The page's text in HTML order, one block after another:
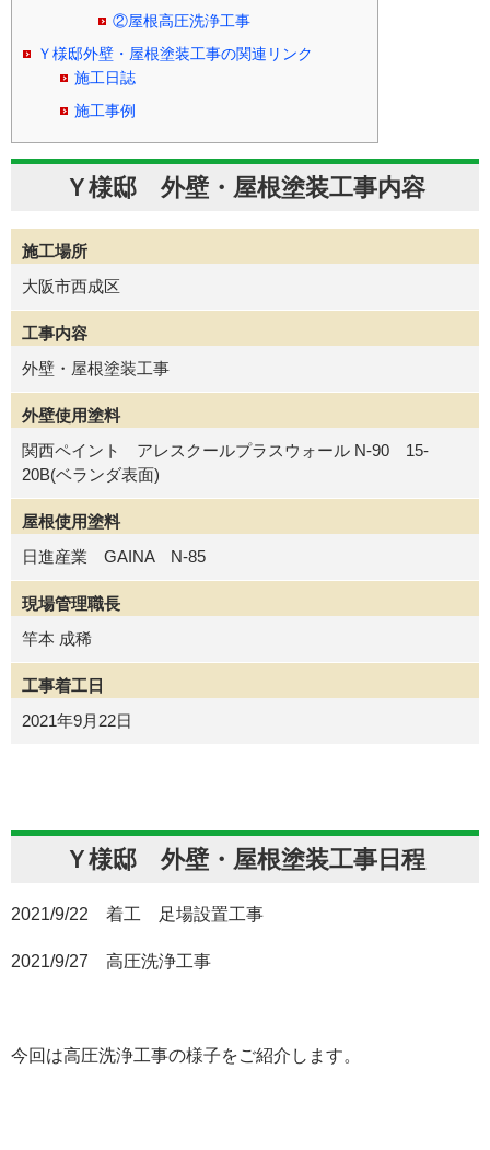
②屋根高圧洗浄工事
Ｙ様邸外壁・屋根塗装工事の関連リンク
施工日誌
施工事例
Ｙ様邸 外壁・屋根塗装工事内容
施工場所
大阪市西成区
工事内容
外壁・屋根塗装工事
外壁使用塗料
関西ペイント アレスクールプラスウォール N-90 15-
20B(ベランダ表面)
屋根使用塗料
日進産業 GAINA N-85
現場管理職長
竿本 成稀
工事着工日
2021年9月22日
Ｙ様邸 外壁・屋根塗装工事日程
2021/9/22 着工 足場設置工事
2021/9/27 高圧洗浄工事
今回は高圧洗浄工事の様子をご紹介します。